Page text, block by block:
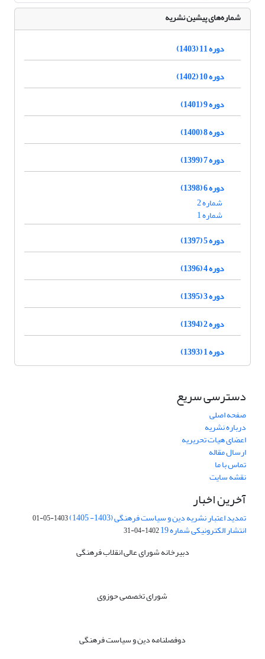
شماره‌های پیشین نشریه
دوره 11 (1403)
دوره 10 (1402)
دوره 9 (1401)
دوره 8 (1400)
دوره 7 (1399)
دوره 6 (1398)
شماره 2
شماره 1
دوره 5 (1397)
دوره 4 (1396)
دوره 3 (1395)
دوره 2 (1394)
دوره 1 (1393)
دسترسی سریع
صفحه اصلی
درباره نشریه
اعضای هیات تحریریه
ارسال مقاله
تماس با ما
نقشه سایت
آخرین اخبار
تمدید اعتبار نشریه دین و سیاست فرهنگی (1403- 1405) 1403-05-01
انتشار الکترونیکی شماره 19 1402-04-31
دبیرخانه شورای عالی انقلاب فرهنگی
شورای تخصصی حوزوی
دوفصلنامه دین و سیاست فرهنگی